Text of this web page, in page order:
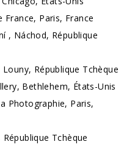
Paris, France
, Náchod, République
République Tchèque
Bethlehem, États-Unis
Photographie, Paris,
Tchèque